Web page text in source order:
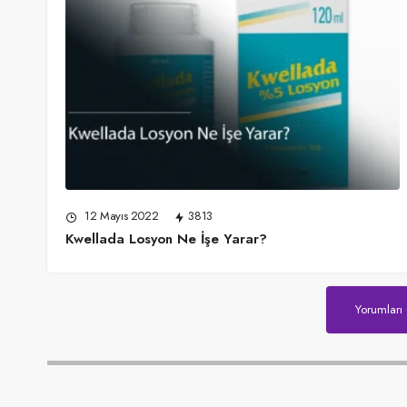
12 Mayıs 2022 3813
Kwellada Losyon Ne İşe Yarar?